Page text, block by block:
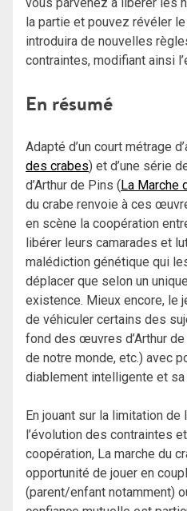
la partie et pouvez révéler
introduira de nouvelles
contraintes, modifiant ainsi
En résumé
Adapté d’un court métrage
des crabes) et d’une série
d’Arthur de Pins (La Marche
du crabe renvoie à ces
en scène la coopération
libérer leurs camarades et
malédiction génétique qui
déplacer que selon un
existence. Mieux encore, le
de véhiculer certains des
fond des œuvres d’Arthur
de notre monde, etc.) avec
diablement intelligente et
En jouant sur la limitation de
l’évolution des contraintes
coopération, La marche du
opportunité de jouer en
(parent/enfant notamment)